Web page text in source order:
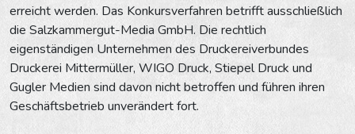
erreicht werden. Das Konkursverfahren betrifft ausschließlich
die Salzkammergut-Media GmbH. Die rechtlich
eigenständigen Unternehmen des Druckereiverbundes
Druckerei Mittermüller, WIGO Druck, Stiepel Druck und
Gugler Medien sind davon nicht betroffen und führen ihren
Geschäftsbetrieb unverändert fort.